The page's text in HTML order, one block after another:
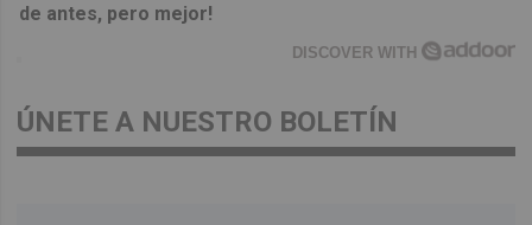
de antes, pero mejor!
DISCOVER WITH
ÚNETE A NUESTRO BOLETÍN